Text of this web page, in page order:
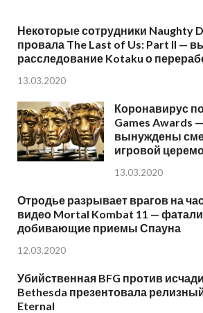
Некоторые сотрудники Naughty
провала The Last of Us: Part II —
расследование Kotaku о
13.03.2020
Коронавирус
Games Awards
вынуждены
игровой
13.03.2020
Отродье разрывает врагов на
видео Mortal Kombat 11 —
добивающие приемы Спауна
12.03.2020
Убийственная BFG против
Bethesda презентовала
Eternal